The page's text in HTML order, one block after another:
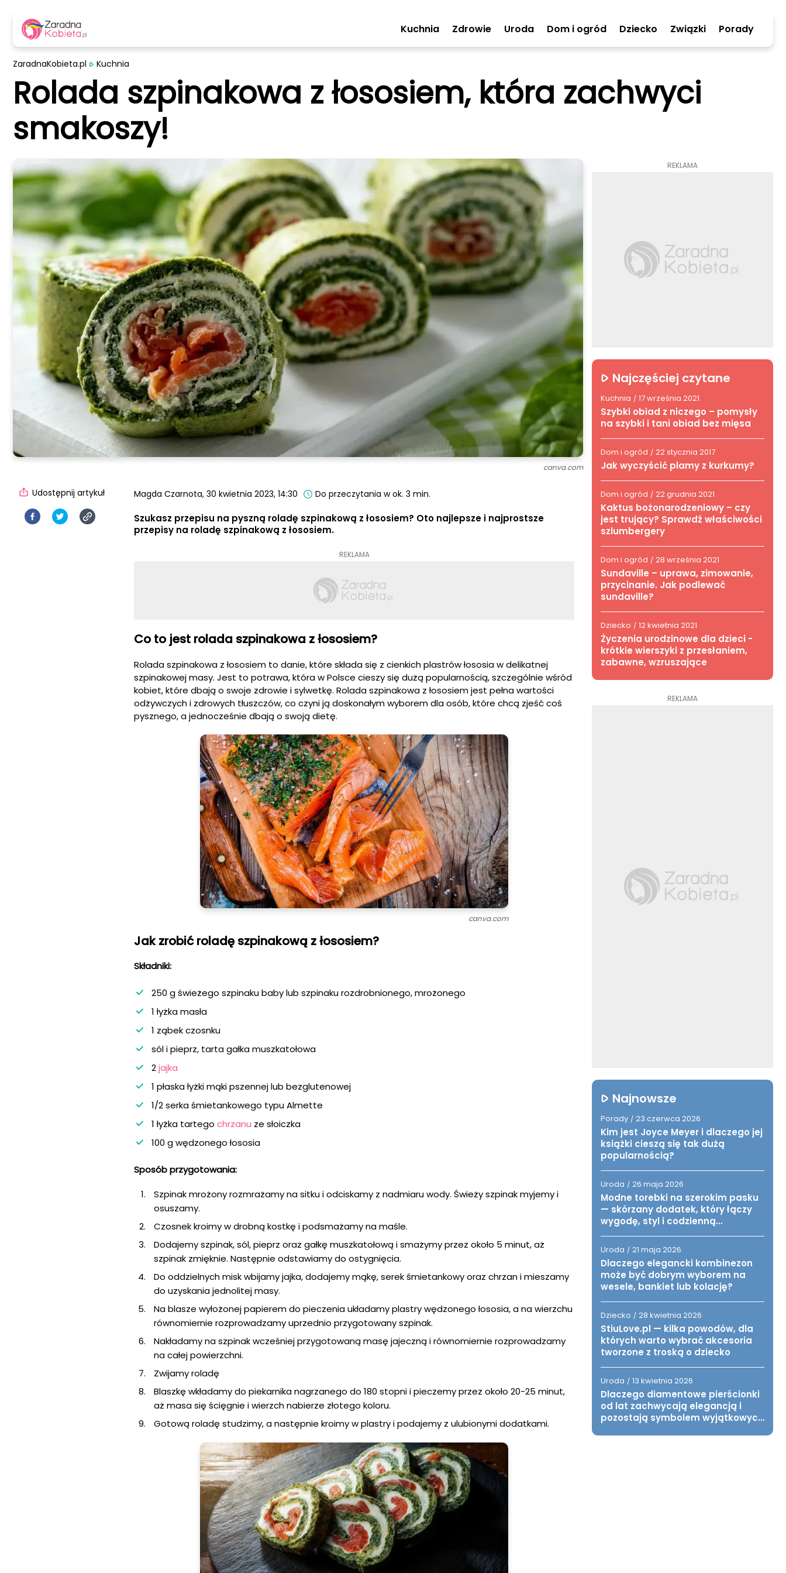
Kuchnia Zdrowie Uroda Dom i ogród Dziecko Związki Porady
canva.com
ZaradnaKobieta.pl Kuchnia
Rolada szpinakowa z łososiem, która zachwyci
smakoszy!
Magda Czarnota, 30 kwietnia 2023, 14:30 Do przeczytania w ok. 3 min.
Szukasz przepisu na pyszną roladę szpinakową z łososiem? Oto najlepsze i najprostsze
przepisy na roladę szpinakową z łososiem.
REKLAMA
Co to jest rolada szpinakowa z łososiem?
Rolada szpinakowa z łososiem to danie, które składa się z cienkich plastrów łososia w delikatnej
szpinakowej masy. Jest to potrawa, która w Polsce cieszy się dużą popularnością, szczególnie wśród
kobiet, które dbają o swoje zdrowie i sylwetkę. Rolada szpinakowa z łososiem jest pełna wartości
odżywczych i zdrowych tłuszczów, co czyni ją doskonałym wyborem dla osób, które chcą zjeść coś
pysznego, a jednocześnie dbają o swoją dietę.
canva.com
Jak zrobić roladę szpinakową z łososiem?
Składniki:
250 g świeżego szpinaku baby lub szpinaku rozdrobnionego, mrożonego
1 łyżka masła
1 ząbek czosnku
sól i pieprz, tarta gałka muszkatołowa
2jajka
1 płaska łyżki mąki pszennej lub bezglutenowej
1/2 serka śmietankowego typu Almette
1 łyżka tartego chrzanu ze słoiczka
100 g wędzonego łososia
Sposób przygotowania:
Szpinak mrożony rozmrażamy na sitku i odciskamy z nadmiaru wody. Świeży szpinak myjemy i
osuszamy.
Czosnek kroimy w drobną kostkę i podsmażamy na maśle.
Dodajemy szpinak, sól, pieprz oraz gałkę muszkatołową i smażymy przez około 5 minut, aż
szpinak zmięknie. Następnie odstawiamy do ostygnięcia.
Do oddzielnych misk wbijamy jajka, dodajemy mąkę, serek śmietankowy oraz chrzan i mieszamy
do uzyskania jednolitej masy.
Na blasze wyłożonej papierem do pieczenia układamy plastry wędzonego łososia, a na wierzchu
równomiernie rozprowadzamy uprzednio przygotowany szpinak.
Nakładamy na szpinak wcześniej przygotowaną masę jajeczną i równomiernie rozprowadzamy
na całej powierzchni.
Zwijamy roladę
Blaszkę wkładamy do piekarnika nagrzanego do 180 stopni i pieczemy przez około 20-25 minut,
aż masa się ścięgnie i wierzch nabierze złotego koloru.
Gotową roladę studzimy, a następnie kroimy w plastry i podajemy z ulubionymi dodatkami.
Udostępnij artykuł
REKLAMA
Najczęściej czytane
Kuchnia / 17 września 2021
Szybki obiad z niczego – pomysły
na szybki i tani obiad bez mięsa
Dom i ogród / 22 stycznia 2017
Jak wyczyścić plamy z kurkumy?
Dom i ogród / 22 grudnia 2021
Kaktus bożonarodzeniowy – czy
jest trujący? Sprawdź właściwości
szlumbergery
Dom i ogród / 28 września 2021
Sundaville – uprawa, zimowanie,
przycinanie. Jak podlewać
sundaville?
Dziecko / 12 kwietnia 2021
Życzenia urodzinowe dla dzieci -
krótkie wierszyki z przesłaniem,
zabawne, wzruszające
REKLAMA
Najnowsze
Porady / 23 czerwca 2026
Kim jest Joyce Meyer i dlaczego jej
książki cieszą się tak dużą
popularnością?
Uroda / 26 maja 2026
Modne torebki na szerokim pasku
— skórzany dodatek, który łączy
wygodę, styl i codzienną
Uroda / 21 maja 2026
Dlaczego elegancki kombinezon
może być dobrym wyborem na
wesele, bankiet lub kolację?
Dziecko / 28 kwietnia 2026
StiuLove.pl — kilka powodów, dla
których warto wybrać akcesoria
tworzone z troską o dziecko
Uroda / 13 kwietnia 2026
Dlaczego diamentowe pierścionki
od lat zachwycają elegancją i
pozostają symbolem wyjątkowych